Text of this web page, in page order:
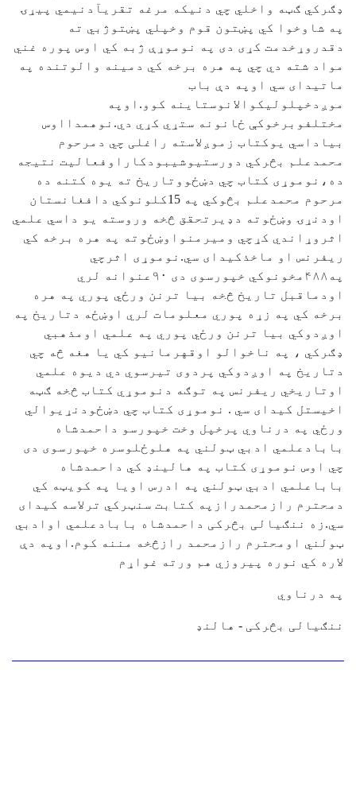
ډګرکي ګټه واخلي چي دنيکه مرغه تقريآدنيمي پيړۍ
په شاوخوا کي پښتون قوم وخپلي پښتوژبي ته
دقدروړخدمت کړی دی په نوموړې ژبه کي اوس پوره غني
مواد شته دي چي په هره برخه کي دمينه والوتنده په
ماتيدای سي اوپه دې باب
موږدخپلوليکوالانوستاينه کوو.اوپه
مختلفوبرخوکې ځانونه ستړي کړي دي.نوهمدااوس
بياداسي يوکتاب زموږلاسته راغلی چي دمرحوم
محمدعلم بڅرکي دورستيوشيبودکاراوفعاليت نتيجه
ده،نوموړی کتاب چي دښځووتاريخ ته يوه کتنه ده
مرحوم محمدعلم بڅوکي په 15کلونوکي دافغانستان
اودنړۍ وښځوته دډيرتحقق څخه وروسته يو داسي علمي
اثروړاندي کړچي وميرمنواوښځوته په هره برخه کي
ريفرنس او ماخذکيدای سي.نوموړی اثرچي
په۴٨٨مخونوکي خپورسوی دی ٩٠عنوانه لري
اودماقبل تاريخ څخه بيا ترنن ورځي پوري په هره
برخه کي په زړه پوري معلومات لري اوښځه دتاريخ په
اوږدوکي بيا ترنن ورځي پوري په علمي اومذهبي
ډګرکي ، په ناخوالو اوقهرمانيو کي يا هغه څه چي
دتاريخ په اوږدوکي پردوی تيرسوي دي ديوه علمي
اوتاريخي ريفرنس په توګه دنوموړي کتاب څخه ګټه
اخيستل کيدای سي . نوموړی کتاب چي دښځودنړيوالي
ورځي په درناوي پرخپل وخت خپورسو داحمدشاه
بابادعلمي ادبي ټولني په هلوځلوسره خپورسوی دی
چي اوس نوموړی کتاب په هالينډ کي داحمدشاه
باباعلمي ادبي ټولني په ادرس اويا په کويټه کي
دمحترم رازمحمدرازپه کتابت سنټرکي ترلاسه کيدای
سي.زه ننګيالی بڅرکی داحمدشاه بابادعلمي اوادبي
ټولني اومحترم رازمحمد رازڅخه مننه کوم.اوپه دې
لاره کي نوره پيروزي هم ورته غواړم
په درناوي
ننګيالی بڅرکی - هالنډ